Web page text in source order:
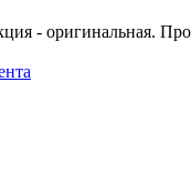
- оригинальная.